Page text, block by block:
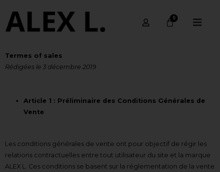
Termes of sales
Rédigées le 3 décembre 2019
Article 1 : Préliminaire des Conditions Générales de
Vente
Les conditions générales de vente ont pour objectif de régir les
relations contractuelles entre tout utilisateur du site et la marque
ALEX L. Ces conditions se basent sur la réglementation de la vente